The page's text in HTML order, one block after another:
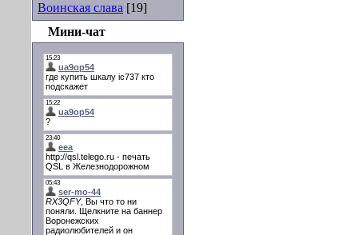
Воинская слава [19]
Мини-чат